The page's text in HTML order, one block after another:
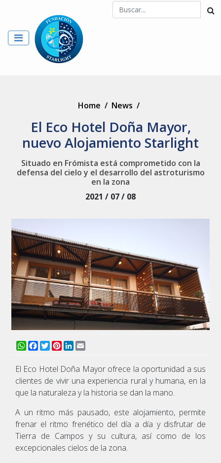
Home / News /
El Eco Hotel Doña Mayor,
nuevo Alojamiento Starlight
Situado en Frómista está comprometido con la
defensa del cielo y el desarrollo del astroturismo
en la zona
2021 / 07 / 08
WhatsApp
Facebook
TwitterPinterest
LinkedIn
El Eco Hotel Doña Mayor ofrece la oportunidad a sus
clientes de vivir una experiencia rural y humana, en la
que la naturaleza y la historia se dan la mano.
A un ritmo más pausado, este alojamiento, permite
frenar el ritmo frenético del día a día y disfrutar de
Tierra de Campos y su cultura, así como de los
excepcionales cielos de la zona.